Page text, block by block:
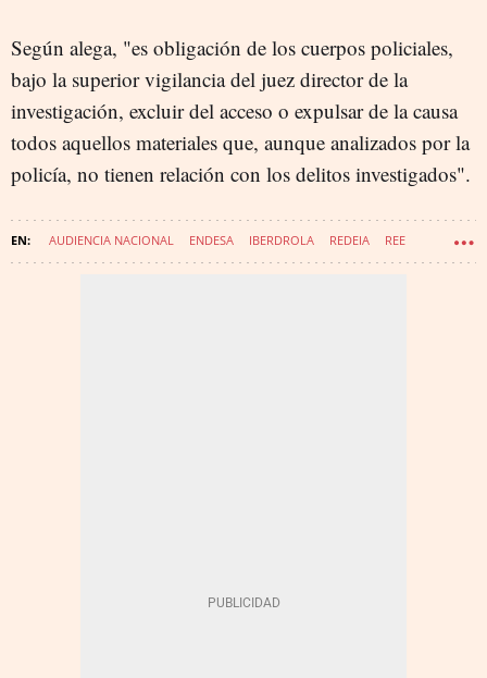
Según alega, "es obligación de los cuerpos policiales,
bajo la superior vigilancia del juez director de la
investigación, excluir del acceso o expulsar de la causa
todos aquellos materiales que, aunque analizados por la
policía, no tienen relación con los delitos investigados".
AUDIENCIA NACIONAL ENDESA IBERDROLA REDEIA REE